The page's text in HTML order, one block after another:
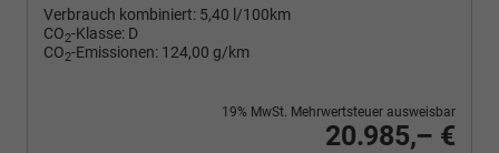
Verbrauch kombiniert: 5,40 l/100km
CO2-Klasse: D
CO2-Emissionen: 124,00 g/km
20.985,– €
19% MwSt. Mehrwertsteuer ausweisbar